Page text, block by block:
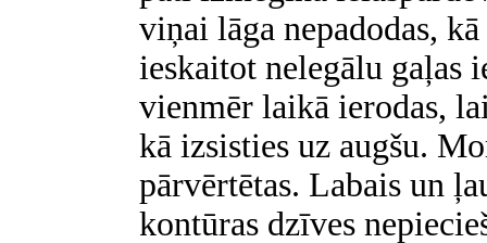
viņai lāga nepadodas,
ieskaitot nelegālu gaļas
vienmēr laikā ierodas,
kā izsisties uz augšu.
pārvērtētas. Labais un
kontūras dzīves